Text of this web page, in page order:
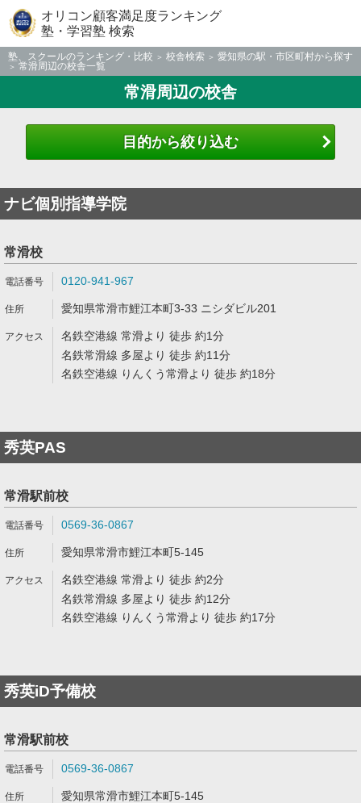
オリコン顧客満足度ランキング
塾・学習塾 検索
塾、スクールのランキング・比較 校舎検索
愛知県の駅・市区町村から探す
常滑周辺の校舎一覧
常滑周辺の校舎
目的から絞り込む
ナビ個別指導学院
常滑校
0120-941-967
愛知県常滑市鯉江本町3-33 ニシダビル201
名鉄空港線 常滑より 徒歩 約1分
名鉄常滑線 多屋より 徒歩 約11分
名鉄空港線 りんくう常滑より 徒歩 約18分
秀英PAS
常滑駅前校
0569-36-0867
愛知県常滑市鯉江本町5-145
名鉄空港線 常滑より 徒歩 約2分
名鉄常滑線 多屋より 徒歩 約12分
名鉄空港線 りんくう常滑より 徒歩 約17分
秀英iD予備校
常滑駅前校
0569-36-0867
愛知県常滑市鯉江本町5-145